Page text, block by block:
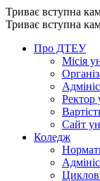
Триває вступна
Триває вступна
Про ДТЕУ
Місія
Ректор
Сайт
Коледж